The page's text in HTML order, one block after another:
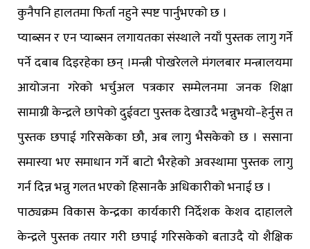
कुनैपनि हालतमा फिर्ता नहुने स्पष्ट पार्नुभएको छ ।
प्याब्सन र एन प्याब्सन लगायतका संस्थाले नयाँ पुस्तक लागु गर्ने
पर्ने दबाब दिइरहेका छन् ।मन्त्री पोखरेलले मंगलबार मन्त्रालयमा
आयोजना गरेको भर्चुअल पत्रकार सम्मेलनमा जनक शिक्षा
सामाग्री केन्द्रले छापेको दुईवटा पुस्तक देखाउदै भन्नुभयो–हेर्नुस त
पुस्तक छपाई गरिसकेका छौ, अब लागु भैसकेको छ । ससाना
समास्या भए समाधान गर्ने बाटो भैरहेको अवस्थामा पुस्तक लागु
गर्न दिन्न भन्नु गलत भएको हिसानकै अधिकारीको भनाई छ ।
पाठ्यक्रम विकास केन्द्रका कार्यकारी निर्देशक केशव दाहालले
केन्द्रले पुस्तक तयार गरी छपाई गरिसकेको बताउदै यो शैक्षिक